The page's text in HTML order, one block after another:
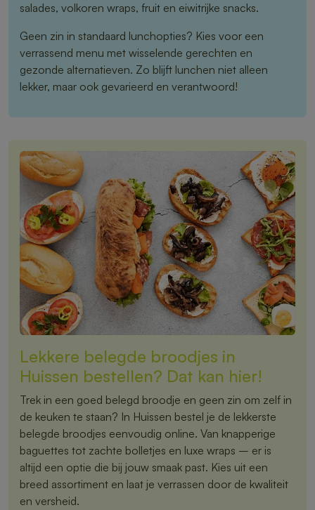
salades, volkoren wraps, fruit en eiwitrijke snacks.
Geen zin in standaard lunchopties? Kies voor een
verrassend menu met wisselende gerechten en
gezonde alternatieven. Zo blijft lunchen niet alleen
lekker, maar ook gevarieerd en verantwoord!
Lekkere belegde broodjes in
Huissen bestellen? Dat kan hier!
Trek in een goed belegd broodje en geen zin om zelf in
de keuken te staan? In Huissen bestel je de lekkerste
belegde broodjes eenvoudig online. Van knapperige
baguettes tot zachte bolletjes en luxe wraps – er is
altijd een optie die bij jouw smaak past. Kies uit een
breed assortiment en laat je verrassen door de kwaliteit
en versheid.